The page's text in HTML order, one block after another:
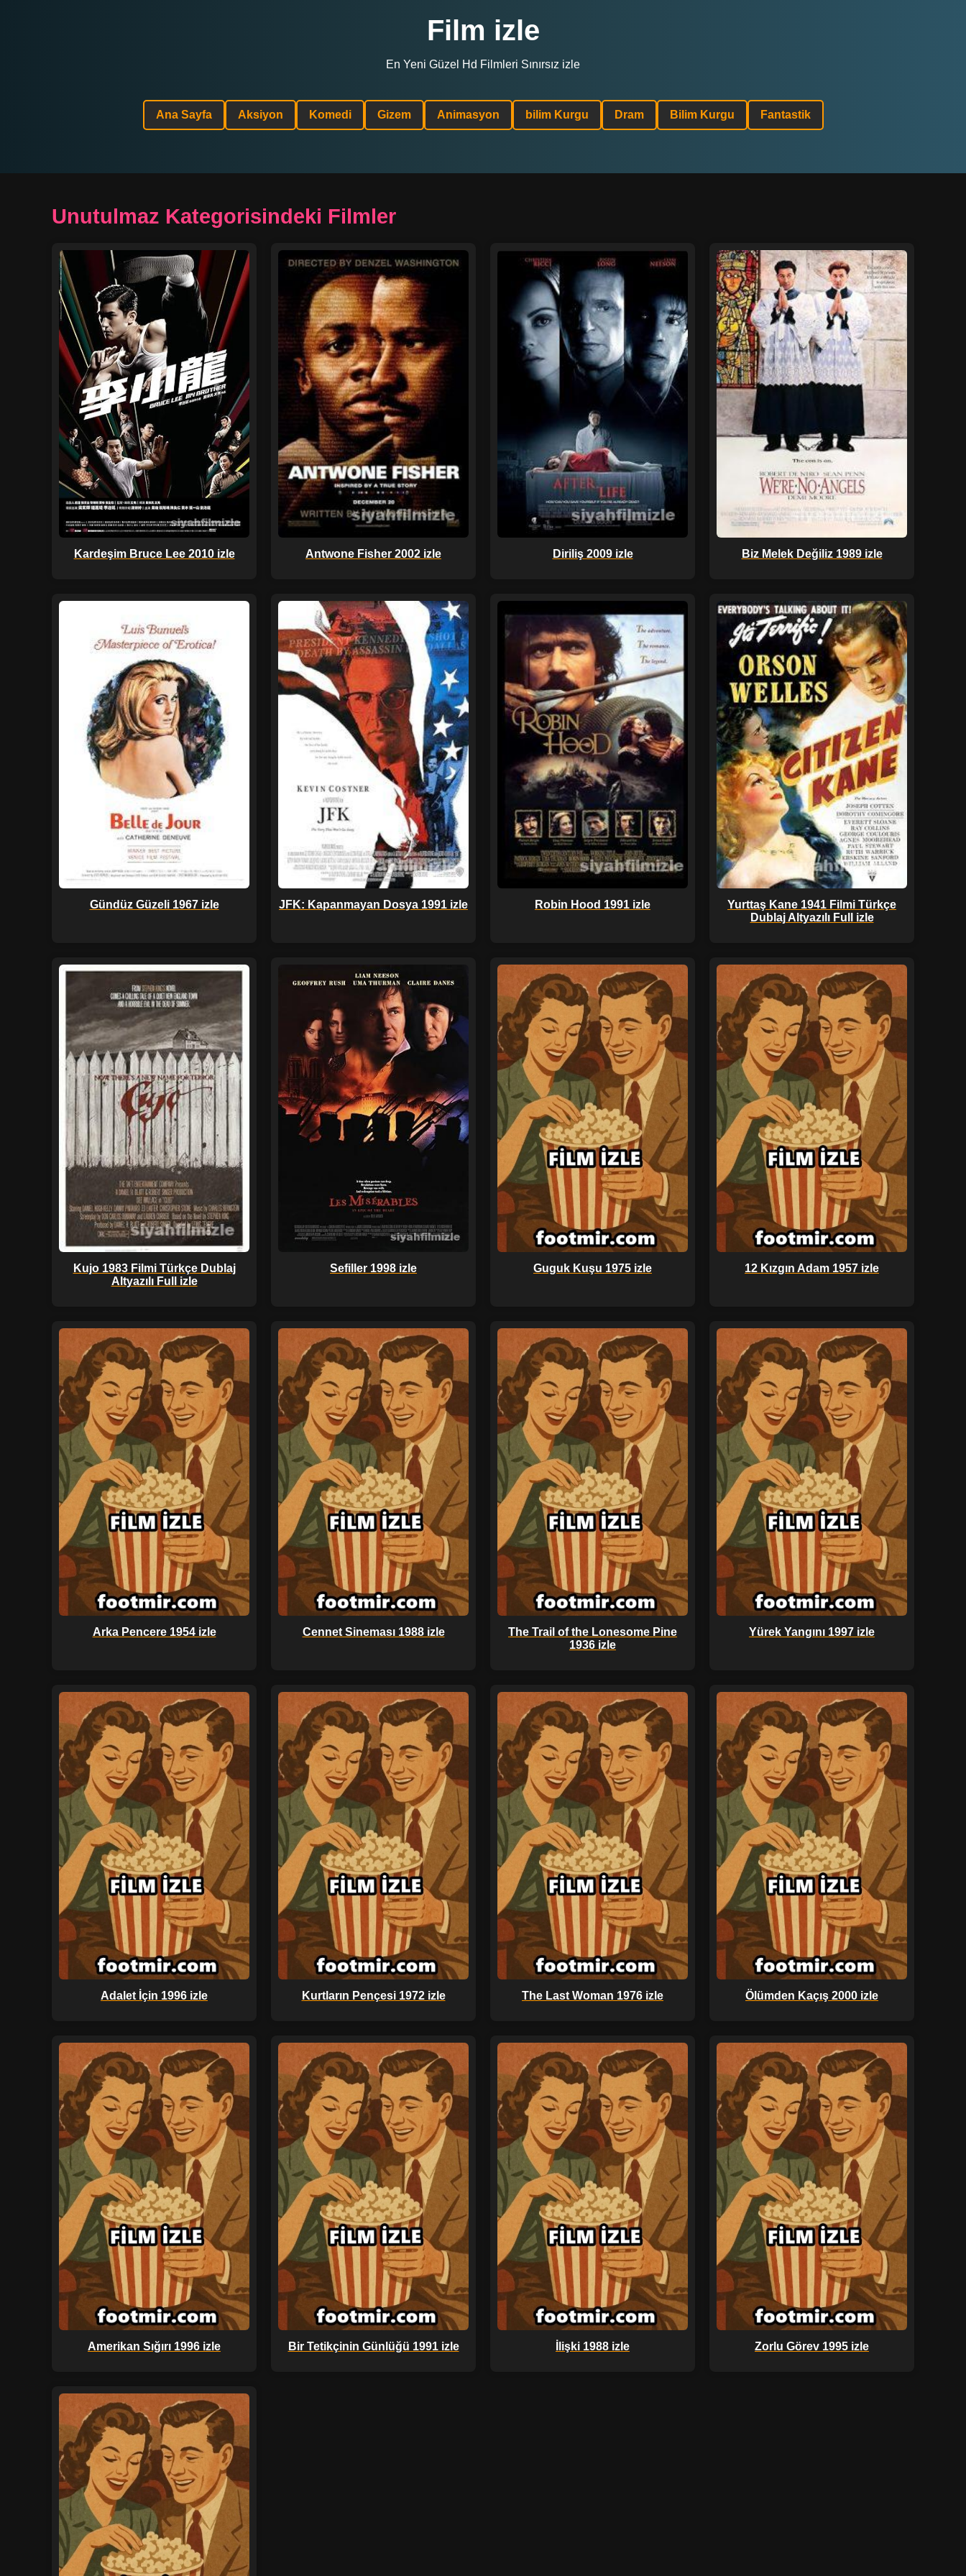
Film izle
En Yeni Güzel Hd Filmleri Sınırsız izle
Ana Sayfa Aksiyon Komedi Gizem Animasyon bilim Kurgu Dram Bilim Kurgu Fantastik
Unutulmaz Kategorisindeki Filmler
Kardeşim Bruce Lee 2010 izle Antwone Fisher 2002 izle Diriliş 2009 izle Biz Melek Değiliz 1989 izle
Gündüz Güzeli 1967 izle JFK: Kapanmayan Dosya 1991 izle Robin Hood 1991 izle
Yurttaş Kane 1941 Filmi Türkçe
Dublaj Altyazılı Full izle
Kujo 1983 Filmi Türkçe Dublaj
Altyazılı Full izle
Sefiller 1998 izle Guguk Kuşu 1975 izle 12 Kızgın Adam 1957 izle
Arka Pencere 1954 izle Cennet Sineması 1988 izle
The Trail of the Lonesome Pine
1936 izle
Yürek Yangını 1997 izle
Adalet İçin 1996 izle Kurtların Pençesi 1972 izle The Last Woman 1976 izle Ölümden Kaçış 2000 izle
Amerikan Sığırı 1996 izle Bir Tetikçinin Günlüğü 1991 izle İlişki 1988 izle Zorlu Görev 1995 izle